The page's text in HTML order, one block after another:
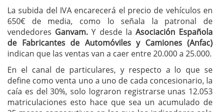
La subida del IVA encarecerá el precio de vehículos en
650€ de media, como lo señala la patronal de
vendedores Ganvam. Y desde la Asociación Española
de Fabricantes de Automóviles y Camiones (Anfac)
indican que las ventas van a caer entre 20.000 a 25.000.
En el canal de particulares, y respecto a lo que se
define como venta uno a uno de cada concesionario, la
caía es del 30%, solo lograron registrarse unas 12.053
matriculaciones esto hace que sea un acumulado de